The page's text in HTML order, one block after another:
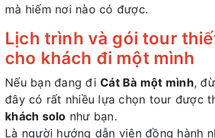
mà hiếm nơi nào có được.
Lịch trình và gói tour
cho khách đi một mình
Nếu bạn đang đi Cát Bà một mình,
đây có rất nhiều lựa chọn tour được
khách solo như bạn.
Là người hướng dẫn viên đồng hành